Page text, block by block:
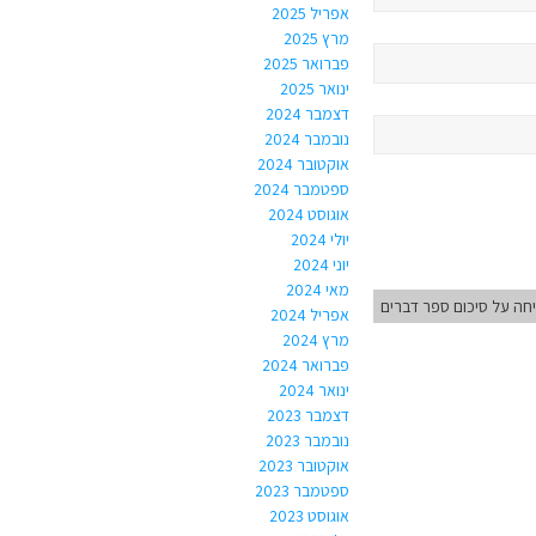
על סיכום ספר דברים
אפריל 2025
מרץ 2025
פברואר 2025
ינואר 2025
דצמבר 2024
נובמבר 2024
אוקטובר 2024
ספטמבר 2024
אוגוסט 2024
יולי 2024
יוני 2024
מאי 2024
אפריל 2024
מרץ 2024
פברואר 2024
ינואר 2024
דצמבר 2023
נובמבר 2023
אוקטובר 2023
ספטמבר 2023
אוגוסט 2023